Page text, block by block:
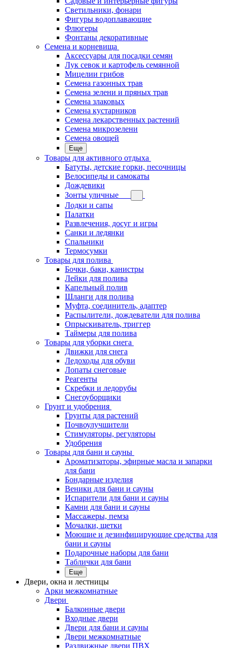
Светильники, фонари
Фигуры водоплавающие
Флюгеры
Фонтаны декоративные
Семена и корневища
Аксессуары для посадки семян
Лук севок и картофель семянной
Мицелии грибов
Семена газонных трав
Семена зелени и пряных трав
Семена злаковых
Семена кустарников
Семена лекарственных растений
Семена микрозелени
Семена овощей
Еще
Товары для активного отдыха
Батуты, детские горки, песочницы
Велосипеды и самокаты
Дождевики
Зонты уличные
Лодки и сапы
Палатки
Развлечения, досуг и игры
Санки и ледянки
Спальники
Термосумки
Товары для полива
Бочки, баки, канистры
Лейки для полива
Капельный полив
Шланги для полива
Муфта, соединитель, адаптер
Распылители, дождеватели для полива
Опрыскиватель, триггер
Таймеры для полива
Товары для уборки снега
Движки для снега
Ледоходы для обуви
Лопаты снеговые
Реагенты
Скребки и ледорубы
Снегоуборщики
Грунт и удобрения
Грунты для растений
Почвоулучшители
Стимуляторы, регуляторы
Удобрения
Товары для бани и сауны
Ароматизаторы, эфирные масла и запарки
для бани
Бондарные изделия
Веники для бани и сауны
Испарители для бани и сауны
Камни для бани и сауны
Массажеры, пемза
Мочалки, щетки
Моющие и дезинфицирующие средства для
бани и сауны
Подарочные наборы для бани
Таблички для бани
Еще
Двери, окна и лестницы
Арки межкомнатные
Двери
Балконные двери
Входные двери
Двери для бани и сауны
Двери межкомнатные
Раздвижные двери ПВХ